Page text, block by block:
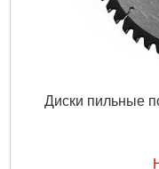
Диски пильные